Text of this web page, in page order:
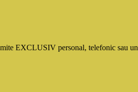
EXCLUSIV personal, telefonic sau